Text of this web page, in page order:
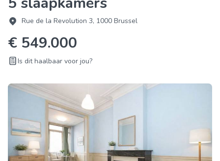
Rue de la Revolution 3, 1000 Brussel
€ 549.000
Is dit haalbaar voor jou?